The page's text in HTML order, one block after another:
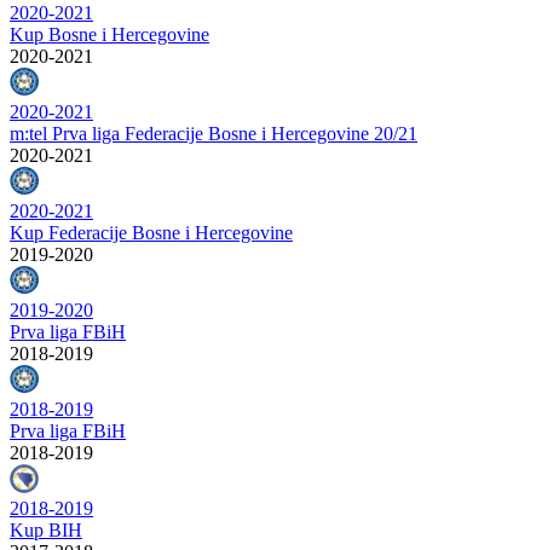
2020-2021
Kup Bosne i Hercegovine
2020-2021
2020-2021
m:tel Prva liga Federacije Bosne i Hercegovine 20/21
2020-2021
2020-2021
Kup Federacije Bosne i Hercegovine
2019-2020
2019-2020
Prva liga FBiH
2018-2019
2018-2019
Prva liga FBiH
2018-2019
2018-2019
Kup BIH